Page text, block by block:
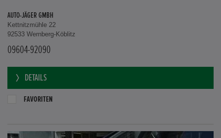
AUTO-JÄGER GMBH
Kettnitzmühle 22
92533 Wernberg-Köblitz
09604-92090
DETAILS
FAVORITEN